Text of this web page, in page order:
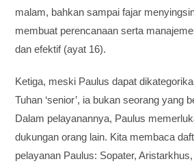
malam, bahkan sampai fajar
membuat perencanaan serta
dan efektif (ayat 16).
Ketiga, meski Paulus dapat
Tuhan ‘senior’, ia bukan seorang yang
Dalam pelayanannya, Paulus
dukungan orang lain. Kita membaca
pelayanan Paulus: Sopater,